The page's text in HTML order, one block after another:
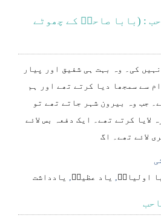
: (بابا صاحبؒ کے چھوٹے
کی۔ وہ بہت ہی شفیق اور پیار
سے سمجھا دیا کرتے تھے اور ہم
جب وہ بیرون شہر جاتے تھے تو
لایا کرتے تھے۔ ایک دفعہ بس لائے
لائے تھے۔ اگ
اولیاءؒ, یاد عظیمؒ, یادداشت